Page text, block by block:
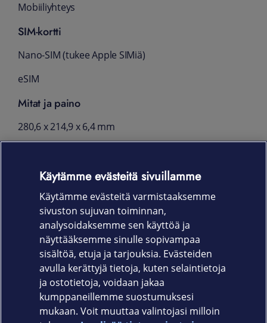
Mobiiliyhteys
SIM-kortti
Nano-SIM (tukee Apple SIMiä)
eSIM
Mitat ja paino
280,6 x 214,9 x 6,4 mm
Pakkauksen sisältö
iPad Pro
USB‑C-latauskaapeli (1 metri)
20 W USB‑C-virtalähde
Käytämme evästeitä sivuillamme
Käytämme evästeitä varmistaaksemme
sivuston sujuvan toiminnan,
analysoidaksemme sen käyttöä ja
näyttääksemme sinulle sopivampaa
sisältöä, etuja ja tarjouksia. Evästeiden
avulla kerättyjä tietoja, kuten selaintietoja
ja ostotietoja, voidaan jakaa
kumppaneillemme suostumuksesi
mukaan. Voit muuttaa valintojasi milloin